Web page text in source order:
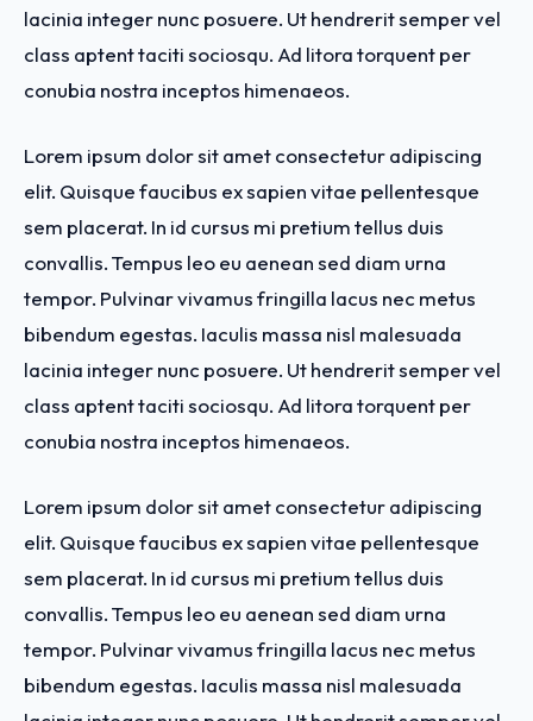
lacinia integer nunc posuere. Ut hendrerit semper vel
class aptent taciti sociosqu. Ad litora torquent per
conubia nostra inceptos himenaeos.
Lorem ipsum dolor sit amet consectetur adipiscing
elit. Quisque faucibus ex sapien vitae pellentesque
sem placerat. In id cursus mi pretium tellus duis
convallis. Tempus leo eu aenean sed diam urna
tempor. Pulvinar vivamus fringilla lacus nec metus
bibendum egestas. Iaculis massa nisl malesuada
lacinia integer nunc posuere. Ut hendrerit semper vel
class aptent taciti sociosqu. Ad litora torquent per
conubia nostra inceptos himenaeos.
Lorem ipsum dolor sit amet consectetur adipiscing
elit. Quisque faucibus ex sapien vitae pellentesque
sem placerat. In id cursus mi pretium tellus duis
convallis. Tempus leo eu aenean sed diam urna
tempor. Pulvinar vivamus fringilla lacus nec metus
bibendum egestas. Iaculis massa nisl malesuada